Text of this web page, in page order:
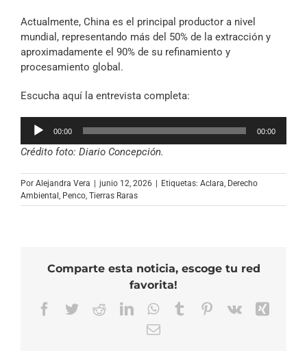
Actualmente, China es el principal productor a nivel
mundial, representando más del 50% de la extracción y
aproximadamente el 90% de su refinamiento y
procesamiento global.
Escucha aquí la entrevista completa:
Reproductor
audio
00:00 00:00
Crédito foto: Diario Concepción.
Por Alejandra Vera | junio 12, 2026 | Etiquetas: Aclara Derecho
Ambiental Penco Tierras Raras
Comparte esta noticia, escoge tu red
favorita!
Facebook
TwitterRedditLinkedInWhatsApp
TumblrPinterest
Vk
Xing
Correo